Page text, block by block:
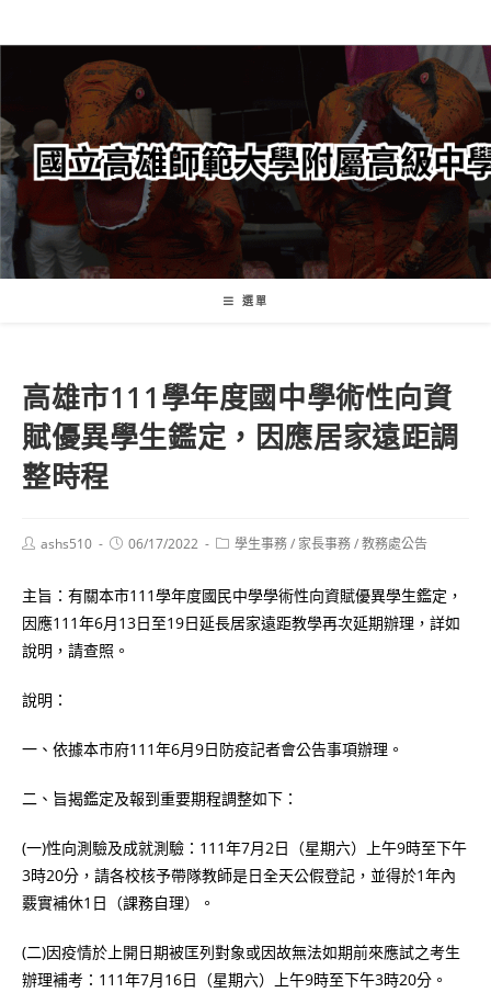
轉
要
內
容
選單
高雄市111學年度國中學術性向資
賦優異學生鑑定，因應居家遠距調
整時程
Postashs510
Post06/17/2022
Post學生事務/ 家長事務/教務處公告
主旨：有關本市111學年度國民中學學術性向資賦優異學生鑑定，
因應111年6月13日至19日延長居家遠距教學再次延期辦理，詳如
說明，請查照。
說明：
一、依據本市府111年6月9日防疫記者會公告事項辦理。
二、旨揭鑑定及報到重要期程調整如下：
(一)性向測驗及成就測驗：111年7月2日（星期六）上午9時至下午
3時20分，請各校核予帶隊教師是日全天公假登記，並得於1年內
覈實補休1日（課務自理）。
(二)因疫情於上開日期被匡列對象或因故無法如期前來應試之考生
辦理補考：111年7月16日（星期六）上午9時至下午3時20分。